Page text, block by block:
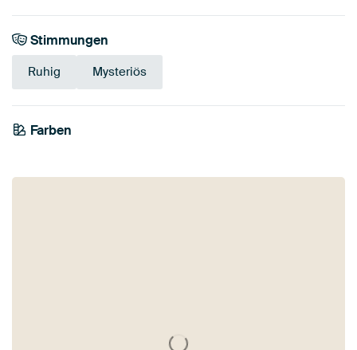
Stimmungen
Ruhig Mysteriös
Farben
Grau
Braun